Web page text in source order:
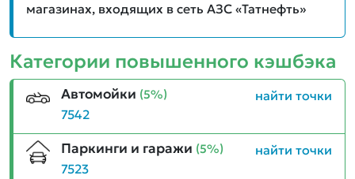
магазинах, входящих в сеть АЗС «Татнефть»
Категории повышенного кэшбэка
Автомойки (5%)
найти точки
7542
Паркинги и гаражи (5%)
найти точки
7523